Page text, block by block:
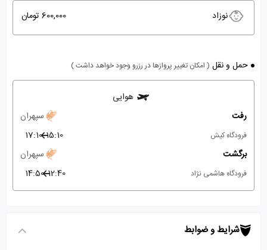
نوزاد 600,000 تومان
حمل و نقل ( امکان تغییر پروازها در رزرو وجود خواهد داشت )
هوایی
رفت
سپهران
فرودگاه کیش 15:10
17:10
برگشت
سپهران
فرودگاه هاشمی نژاد 12:40
14:50
شرایط و ضوابط